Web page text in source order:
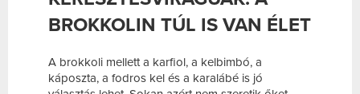
BROKKOLIN TÚL IS VAN ÉLET
A brokkoli mellett a karfiol, a kelbimbó, a
káposzta, a fodros kel és a karalábé is jó